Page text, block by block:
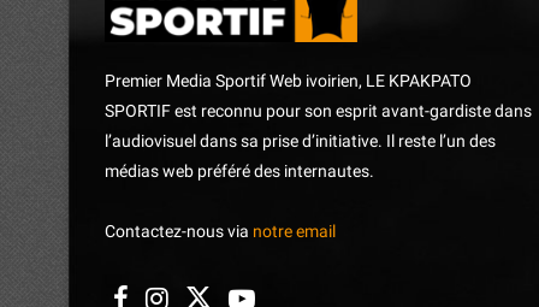
Premier Media Sportif Web ivoirien, LE KPAKPATO
SPORTIF est reconnu pour son esprit avant-gardiste dans
l’audiovisuel dans sa prise d’initiative. Il reste l’un des
médias web préféré des internautes.
Contactez-nous via notre email